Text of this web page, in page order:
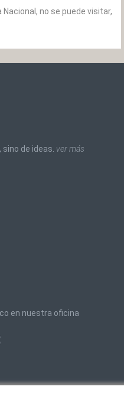
no se puede visitar,
de ideas. ver más
en nuestra oficina